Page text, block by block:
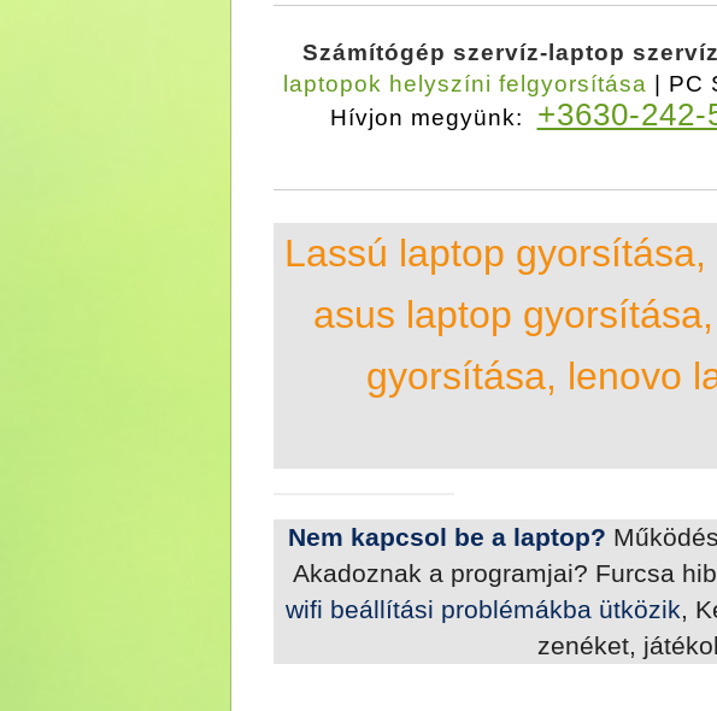
Számítógép szervíz-laptop szervíz
laptopok helyszíni felgyorsítása | PC
Hívjon megyünk: +3630-242-
Lassú laptop
asus laptop
gyorsítása, lenovo
Nem kapcsol be a laptop?
Akadoznak a programjai? Furcsa
wifi beállítási problémákba ütközik,
zenéket,